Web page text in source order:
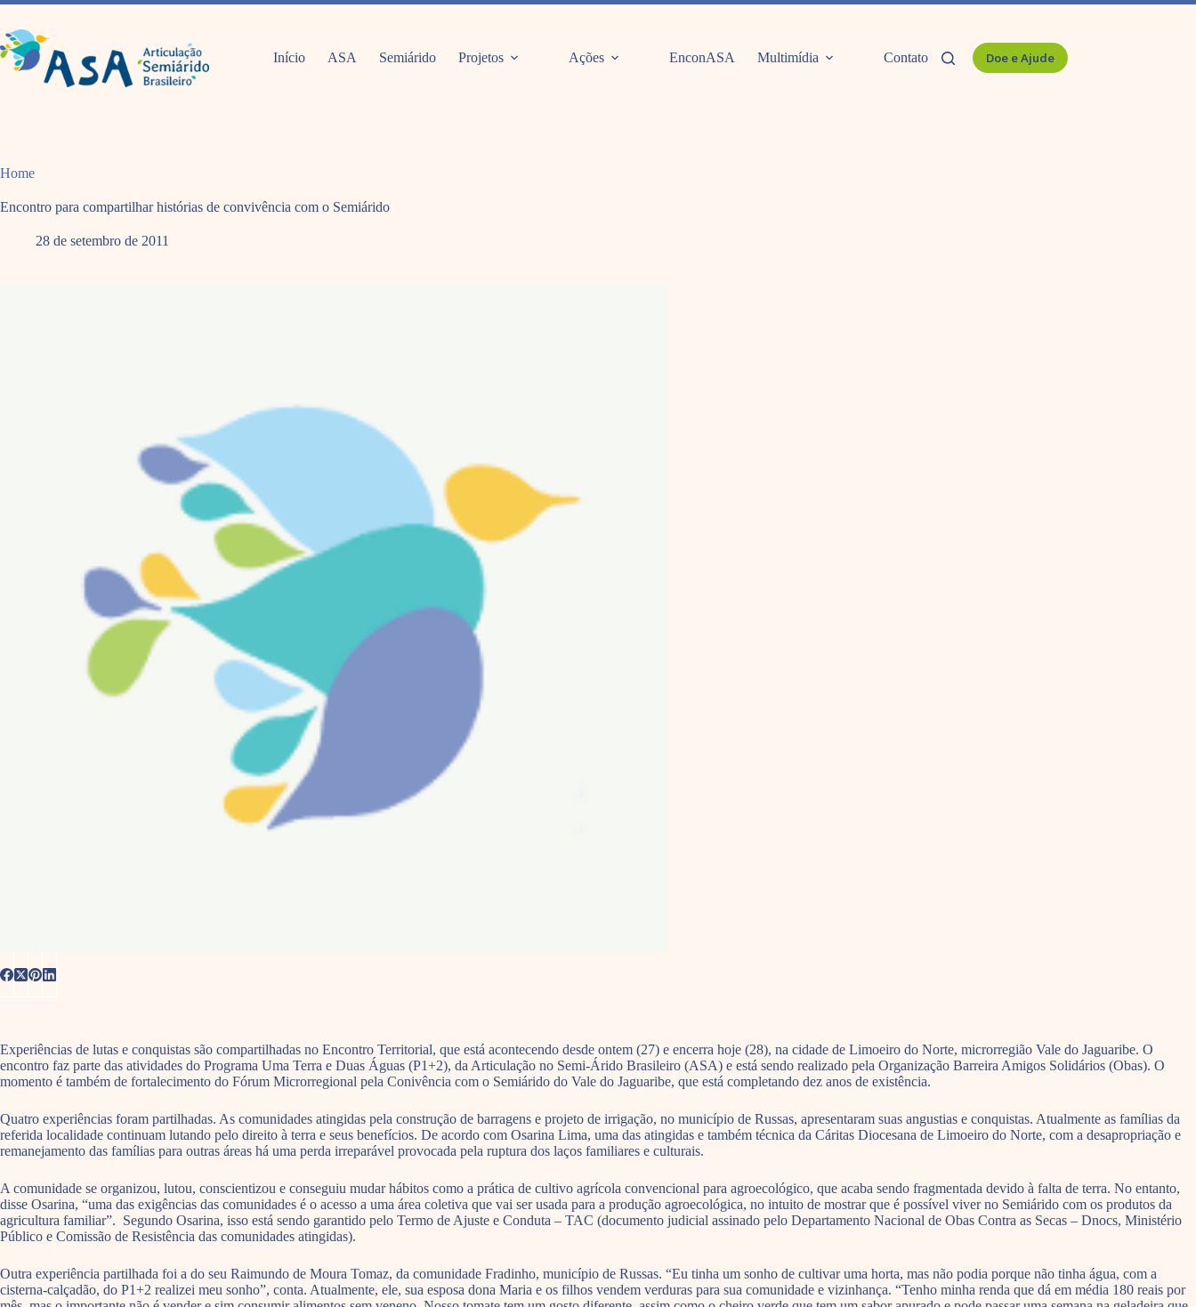
Pular
o
conteúdo
Início ASA Semiárido Projetos Ações EnconASA Multimídia Contato Doe e Ajude
Home
Encontro para compartilhar histórias de convivência com o Semiárido
28 de setembro de 2011
Experiências de lutas e conquistas são compartilhadas no Encontro Territorial, que está acontecendo desde ontem (27) e encerra hoje (28), na cidade de Limoeiro do Norte, microrregião Vale do Jaguaribe. O
encontro faz parte das atividades do Programa Uma Terra e Duas Águas (P1+2), da Articulação no Semi-Árido Brasileiro (ASA) e está sendo realizado pela Organização Barreira Amigos Solidários (Obas). O
momento é também de fortalecimento do Fórum Microrregional pela Conivência com o Semiárido do Vale do Jaguaribe, que está completando dez anos de existência.
Quatro experiências foram partilhadas. As comunidades atingidas pela construção de barragens e projeto de irrigação, no município de Russas, apresentaram suas angustias e conquistas. Atualmente as famílias da
referida localidade continuam lutando pelo direito à terra e seus benefícios. De acordo com Osarina Lima, uma das atingidas e também técnica da Cáritas Diocesana de Limoeiro do Norte, com a desapropriação e
remanejamento das famílias para outras áreas há uma perda irreparável provocada pela ruptura dos laços familiares e culturais.
A comunidade se organizou, lutou, conscientizou e conseguiu mudar hábitos como a prática de cultivo agrícola convencional para agroecológico, que acaba sendo fragmentada devido à falta de terra. No entanto,
disse Osarina, “uma das exigências das comunidades é o acesso a uma área coletiva que vai ser usada para a produção agroecológica, no intuito de mostrar que é possível viver no Semiárido com os produtos da
agricultura familiar”. Segundo Osarina, isso está sendo garantido pelo Termo de Ajuste e Conduta – TAC (documento judicial assinado pelo Departamento Nacional de Obas Contra as Secas – Dnocs, Ministério
Público e Comissão de Resistência das comunidades atingidas).
Outra experiência partilhada foi a do seu Raimundo de Moura Tomaz, da comunidade Fradinho, município de Russas. “Eu tinha um sonho de cultivar uma horta, mas não podia porque não tinha água, com a
cisterna-calçadão, do P1+2 realizei meu sonho”, conta. Atualmente, ele, sua esposa dona Maria e os filhos vendem verduras para sua comunidade e vizinhança. “Tenho minha renda que dá em média 180 reais por